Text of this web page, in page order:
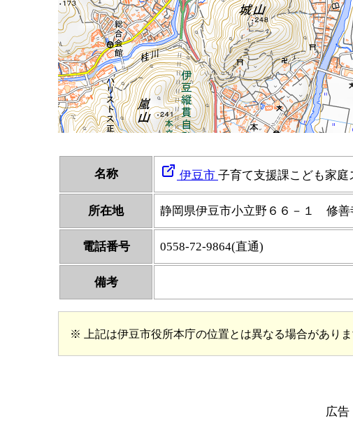
名称 伊豆市 子育て支援課こども家庭
所在地 静岡県伊豆市小立野６６－１ 修善
電話番号 0558-72-9864(直通)
備考
※ 上記は伊豆市役所本庁の位置とは異なる場合がありま